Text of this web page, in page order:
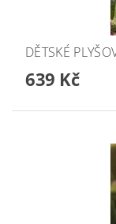
DĚTSKÉ
639 Kč